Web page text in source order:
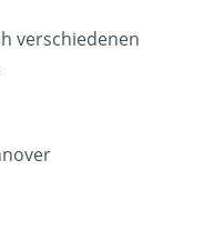
verschiedenen